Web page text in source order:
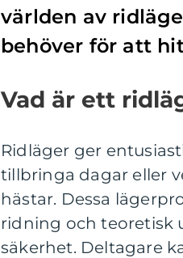
världen av
behöver för att
Vad är ett
Ridläger ger
tillbringa dagar eller
hästar. Dessa
ridning och teoretisk
säkerhet. Deltagare